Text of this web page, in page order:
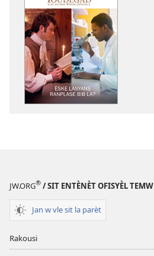
JW.ORG® / SIT ENTÈNÈT OFISYÈL
Jan w vle sit la parèt
Rakousi